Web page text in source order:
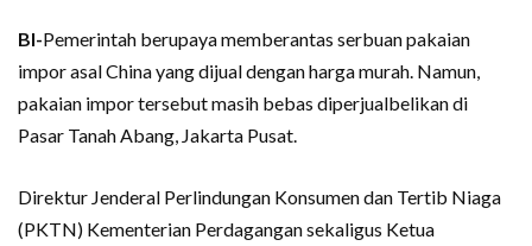
BI-Pemerintah berupaya memberantas serbuan pakaian
impor asal China yang dijual dengan harga murah. Namun,
pakaian impor tersebut masih bebas diperjualbelikan di
Pasar Tanah Abang, Jakarta Pusat.
Direktur Jenderal Perlindungan Konsumen dan Tertib Niaga
(PKTN) Kementerian Perdagangan sekaligus Ketua